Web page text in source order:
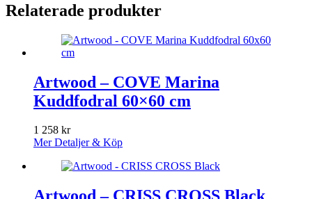
Relaterade produkter
Artwood – COVE Marina
Kuddfodral 60×60 cm
1 258 kr
Mer Detaljer & Köp